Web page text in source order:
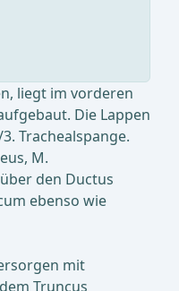
liegt im vorderen
Die Lappen
Trachealspange.
M.
den Ductus
ebenso wie
mit
Truncus